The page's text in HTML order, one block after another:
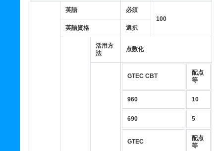
英語
必須
100
英語資格
選択
活用方
法
点数化
GTEC CBT
配点
等
960 10
690 5
GTEC
配点
等